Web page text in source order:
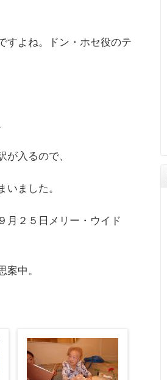
すよね。ドン・ホセ役のテ
入るので、
ました。
月２５日メリー・ウイド
中。